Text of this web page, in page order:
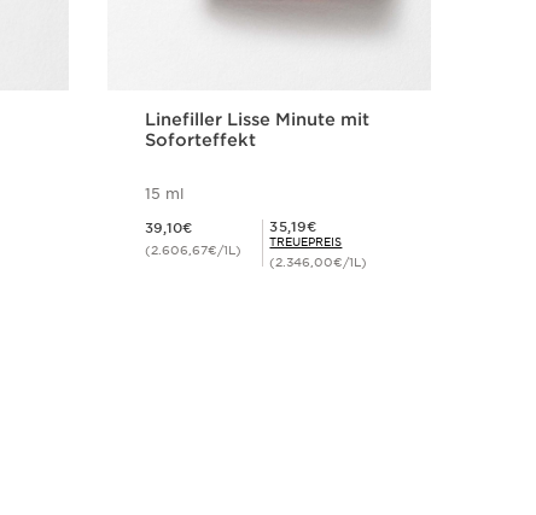
Linefiller Lisse Minute mit
Soforteffekt
15 ml
39,10€
(2.606,67€/1L)
Mitgliederpreis 35,19€
35,19€
TREUEPREIS
(2.346,00€/1L)